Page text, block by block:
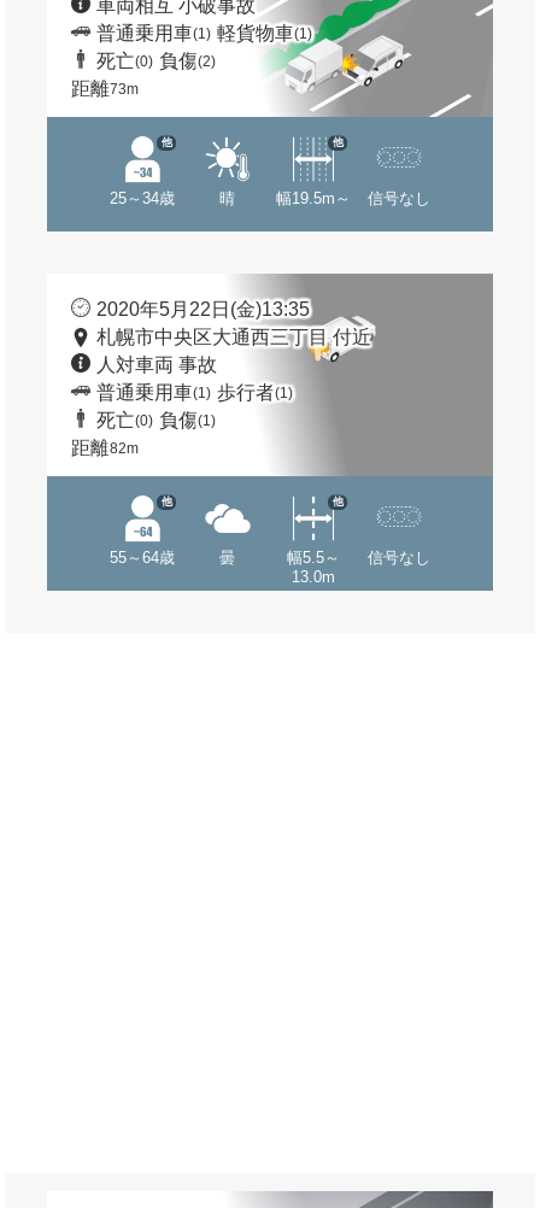
車両相互 小破事故
普通乗用車(1) 軽貨物車(1)
死亡(0) 負傷(2)
距離73m
25～34歳
他
晴 幅19.5m～
他
信号なし
2020年5月22日(金)13:35
札幌市中央区大通西三丁目 付近
人対車両 事故
普通乗用車(1) 歩行者(1)
死亡(0) 負傷(1)
距離82m
55～64歳
他
曇
幅5.5～
13.0m
他
信号なし